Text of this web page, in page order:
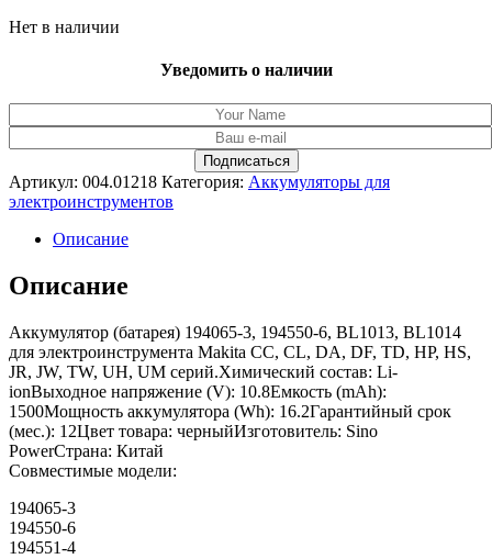
Нет в наличии
Уведомить о наличии
Артикул: 004.01218 Категория: Аккумуляторы для
электроинструментов
Описание
Описание
Аккумулятор (батарея) 194065-3, 194550-6, BL1013, BL1014
для электроинструмента Makita CC, CL, DA, DF, TD, HP, HS,
JR, JW, TW, UH, UM серий.Химический состав: Li-
ionВыходное напряжение (V): 10.8Емкость (mAh):
1500Мощность аккумулятора (Wh): 16.2Гарантийный срок
(мес.): 12Цвет товара: черныйИзготовитель: Sino
PowerСтрана: Китай
Совместимые модели:
194065-3
194550-6
194551-4